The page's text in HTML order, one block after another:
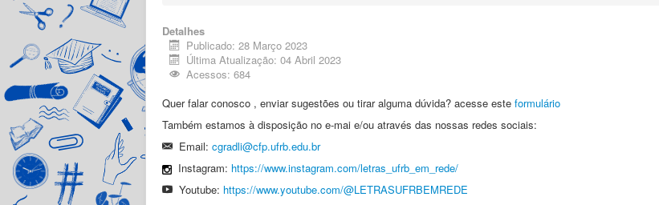
Detalhes
Publicado: 28 Março 2023
Última Atualização: 04 Abril 2023
Acessos: 684
Quer falar conosco , enviar sugestões ou tirar alguma dúvida? acesse este formulário
Também estamos à disposição no e-mai e/ou através das nossas redes sociais:
Email:cgradli@cfp.ufrb.edu.br
Instagram: https://www.instagram.com/letras_ufrb_em_rede/
Youtube: https://www.youtube.com/@LETRASUFRBEMREDE